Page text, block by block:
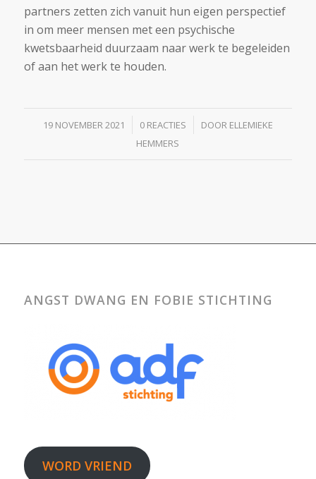
partners zetten zich vanuit hun eigen perspectief
in om meer mensen met een psychische
kwetsbaarheid duurzaam naar werk te begeleiden
of aan het werk te houden.
19 NOVEMBER 2021
/ 0 REACTIES
/ DOOR ELLEMIEKE
HEMMERS
ANGST DWANG EN FOBIE STICHTING
WORD VRIEND